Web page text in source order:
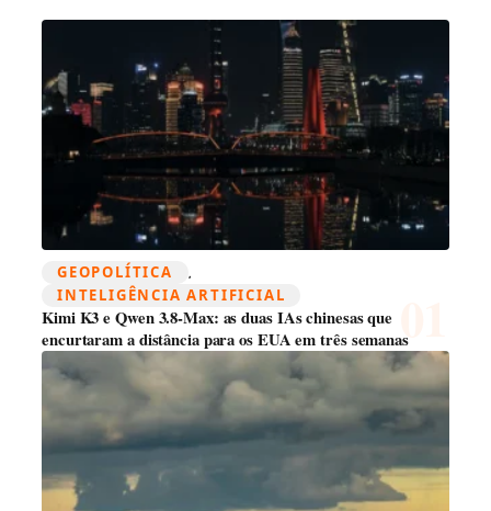
GEOPOLÍTICA ,
INTELIGÊNCIA ARTIFICIAL
Kimi K3 e Qwen 3.8-Max: as duas IAs chinesas que
encurtaram a distância para os EUA em três semanas